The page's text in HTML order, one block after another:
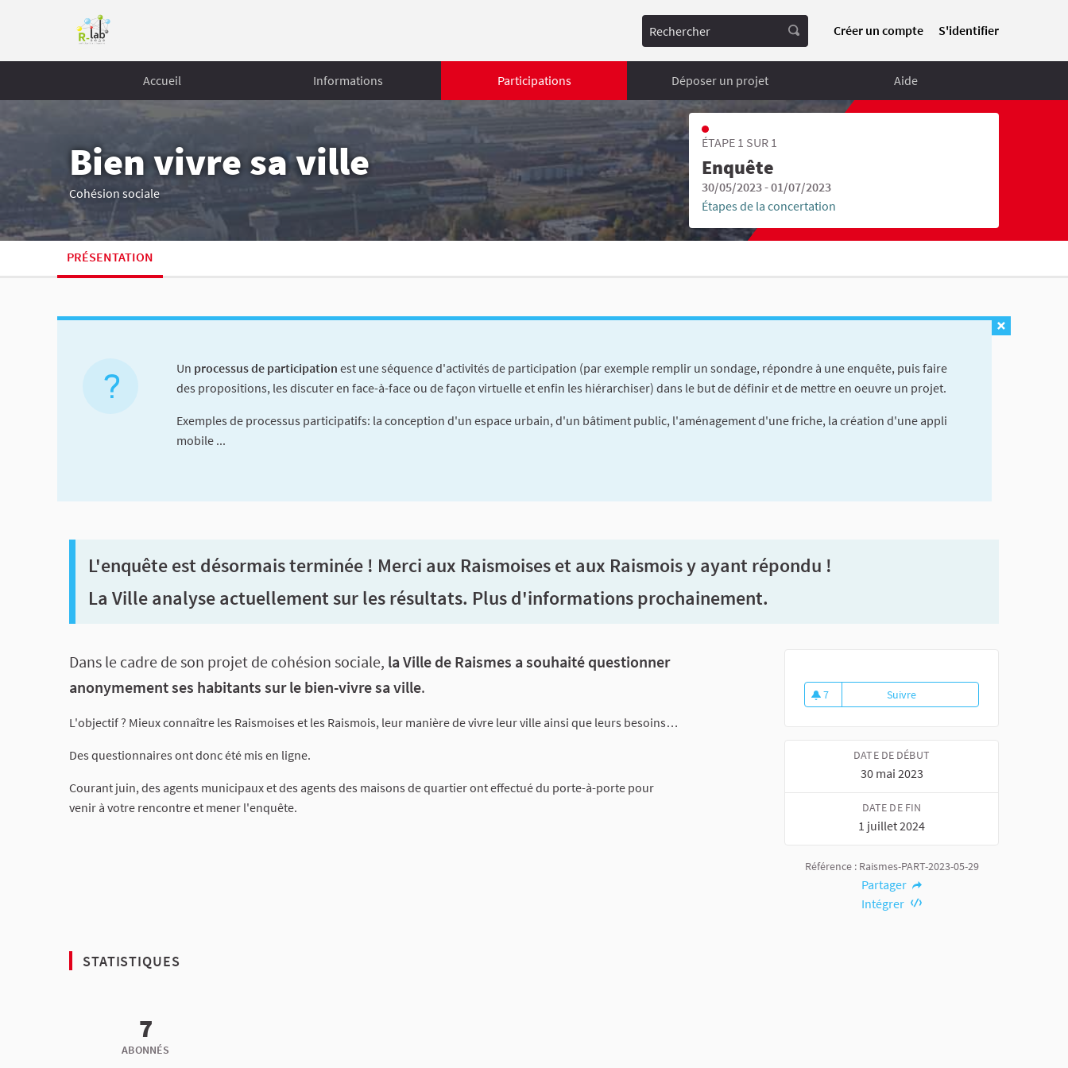
Rechercher Créer un compte S'identifier
Accueil Informations Participations Déposer un projet Aide
Bien vivre sa ville
Cohésion sociale
ÉTAPE 1 SUR 1
Enquête
30/05/2023 - 01/07/2023
Étapes de la concertation
PRÉSENTATION
Un processus de participation est une séquence d'activités de participation (par exemple remplir un sondage, répondre à une enquête, puis faire
des propositions, les discuter en face-à-face ou de façon virtuelle et enfin les hiérarchiser) dans le but de définir et de mettre en oeuvre un projet.
Exemples de processus participatifs: la conception d'un espace urbain, d'un bâtiment public, l'aménagement d'une friche, la création d'une appli
mobile ...
L'enquête est désormais terminée ! Merci aux Raismoises et aux Raismois y ayant répondu !
La Ville analyse actuellement sur les résultats. Plus d'informations prochainement.
A propos de cette concertation
Dans le cadre de son projet de cohésion sociale, la Ville de Raismes a souhaité questionner
anonymement ses habitants sur le bien-vivre sa ville.
L'objectif ? Mieux connaître les Raismoises et les Raismois, leur manière de vivre leur ville ainsi que leurs besoins…
Des questionnaires ont donc été mis en ligne.
Courant juin, des agents municipaux et des agents des maisons de quartier ont effectué du porte-à-porte pour
venir à votre rencontre et mener l'enquête.
7
7 abonnés
SuivreBien vivre sa ville
DATE DE DÉBUT
30 mai 2023
DATE DE FIN
1 juillet 2024
Référence : Raismes-PART-2023-05-29
Partager
Intégrer
STATISTIQUES
7
ABONNÉS